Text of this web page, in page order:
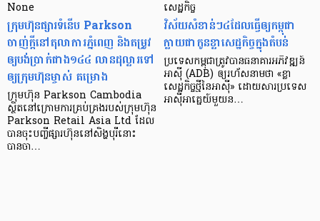
None
ក្រុមហ៊ុនផ្សារទំនើប Parkson
ចាញ់ក្ដីនៅតុលាការភ្នំពេញ និងតម្រូវ
ឲ្យបង់ប្រាក់ជាង១៤៤ លានដុល្លារទៅ
ឲ្យក្រុមហ៊ុនម្ចាស់ គម្រោង
ក្រុមហ៊ុន Parkson Cambodia
ស្ថិតនៅក្រោមការគ្រប់គ្រងរបស់ក្រុមហ៊ុន
Parkson Retail Asia Ltd ដែល
បានចុះបញ្ចីផ្សារហ៊ុននៅសិង្ហបុរីនោះ
បានចា…
សេដ្ឋកិច្ច​
វិស័យ​សំខាន់ៗ​៤​ដែល​ធ្វើ​ឲ្យ​កម្ពុជា​
ក្លាយ​ជា​កូន​ខ្លា​សេដ្ឋកិច្ច​ក្នុង​តំបន់
ប្រទេស​កម្ពុជា​ត្រូវ​បាន​ធនាគារ​អភិវឌ្ឍន៍​
អាស៊ី (ADB) ឲ្យ​រហ័ស​នាមថា «ខ្លា​
សេដ្ឋកិច្ច​ថ្មី​នៃ​អាស៊ី» ដោយសារ​ប្រទេស​
អាស៊ី​អាគ្នេយ៍​មួយ​ន…